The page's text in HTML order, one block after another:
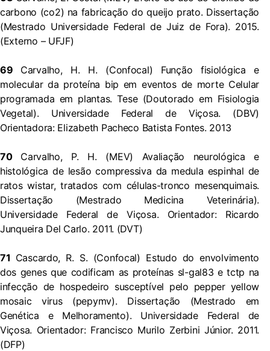
carbono (co2) na fabricação do queijo prato. Dissertação
(Mestrado Universidade Federal de Juiz de Fora). 2015.
(Externo – UFJF)
69 Carvalho, H. H. (Confocal) Função fisiológica e
molecular da proteína bip em eventos de morte Celular
programada em plantas. Tese (Doutorado em Fisiologia
Vegetal). Universidade Federal de Viçosa. (DBV)
Orientadora: Elizabeth Pacheco Batista Fontes. 2013
70 Carvalho, P. H. (MEV) Avaliação neurológica e
histológica de lesão compressiva da medula espinhal de
ratos wistar, tratados com células-tronco mesenquimais.
Dissertação (Mestrado Medicina Veterinária).
Universidade Federal de Viçosa. Orientador: Ricardo
Junqueira Del Carlo. 2011. (DVT)
71 Cascardo, R. S. (Confocal) Estudo do envolvimento
dos genes que codificam as proteínas sl-gal83 e tctp na
infecção de hospedeiro susceptível pelo pepper yellow
mosaic virus (pepymv). Dissertação (Mestrado em
Genética e Melhoramento). Universidade Federal de
Viçosa. Orientador: Francisco Murilo Zerbini Júnior. 2011.
(DFP)